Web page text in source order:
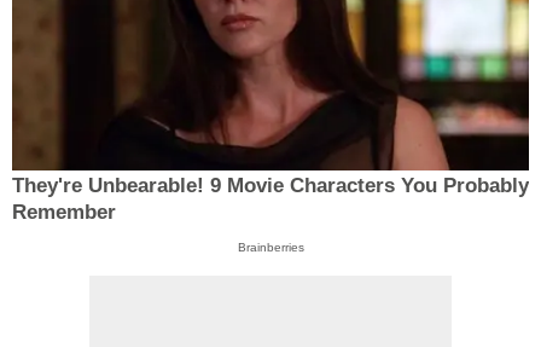
They're Unbearable! 9 Movie Characters You Probably
Remember
Brainberries